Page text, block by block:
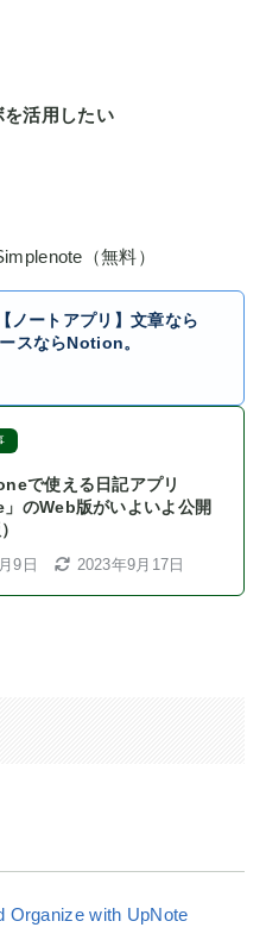
活用したい
（無料）
ノートアプリ】文章なら
スならNotion。
で使える日記アプリ
」のWeb版がいよいよ公開
9日 2023年9月17日
Organize with UpNote